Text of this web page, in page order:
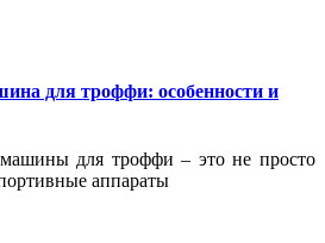
для троффи: особенности и
для троффи – это не просто
аппараты